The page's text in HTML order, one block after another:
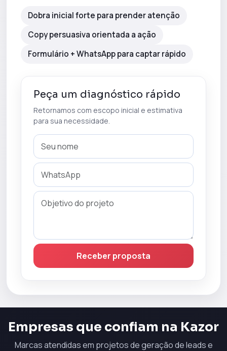
Dobra inicial forte para prender atenção
Copy persuasiva orientada a ação
Formulário + WhatsApp para captar rápido
Peça um diagnóstico rápido
Retornamos com escopo inicial e estimativa
para sua necessidade.
Receber proposta
Empresas que confiam na Kazor
Marcas atendidas em projetos de geração de leads e